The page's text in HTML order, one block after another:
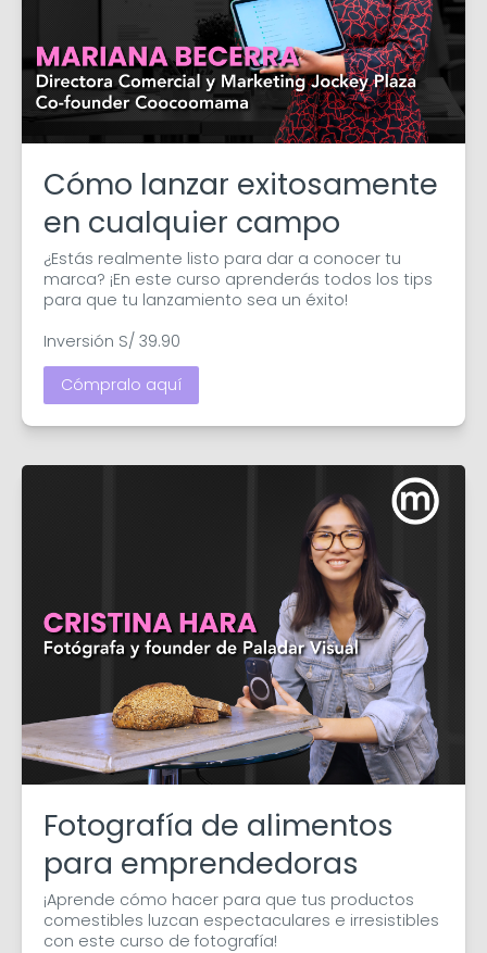
Cómo lanzar exitosamente
en cualquier campo
¿Estás realmente listo para dar a conocer tu
marca? ¡En este curso aprenderás todos los tips
para que tu lanzamiento sea un éxito!
Inversión S/ 39.90
Cómpralo aquí
Fotografía de alimentos
para emprendedoras
¡Aprende cómo hacer para que tus productos
comestibles luzcan espectaculares e irresistibles
con este curso de fotografía!